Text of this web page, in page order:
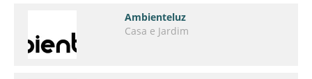
Ambienteluz
Casa e Jardim